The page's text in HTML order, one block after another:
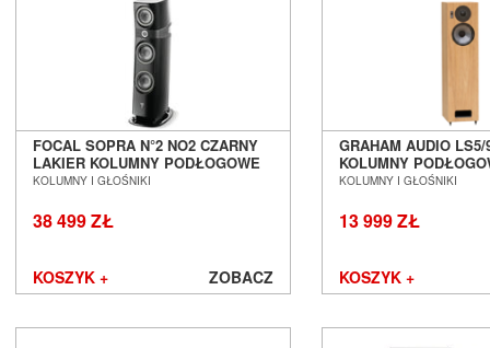
FOCAL SOPRA N°2 NO2 CZARNY
LAKIER KOLUMNY PODŁOGOWE
SALON POZNAŃ WROCŁAW
KOLUMNY I GŁOŚNIKI
38 499 ZŁ
KOSZYK + ZOBACZ
GRAHAM AUDIO
KOLUMNY
POZNAŃ WROCŁAW
KOLUMNY I GŁOŚNIKI
13 999 ZŁ
KOSZYK +